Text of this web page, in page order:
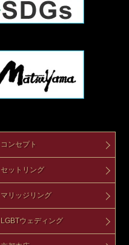
コンセプト
セットリング
マリッジリング
LGBTウェディング